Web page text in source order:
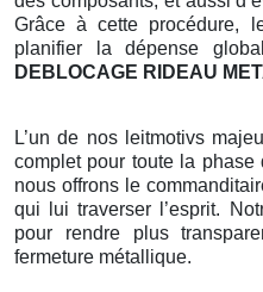
Grâce à cette procédure,
planifier la dépense
DEBLOCAGE RIDEAU
L’un de nos leitmotivs
complet pour toute la phase
nous offrons le
qui lui traverser l’esprit.
pour rendre plus
fermeture métallique.